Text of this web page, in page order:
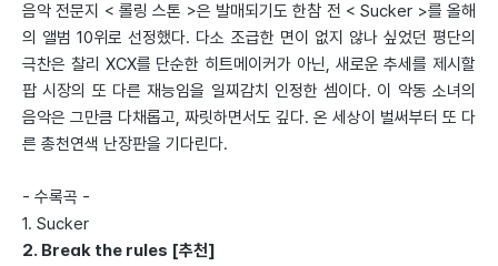
음악 전문지 < 롤링 스톤 >은 발매되기도 한참 전 < Sucker >를 올해
의 앨범 10위로 선정했다. 다소 조급한 면이 없지 않나 싶었던 평단의
극찬은 찰리 XCX를 단순한 히트메이커가 아닌, 새로운 추세를 제시할
팝 시장의 또 다른 재능임을 일찌감치 인정한 셈이다. 이 악동 소녀의
음악은 그만큼 다채롭고, 짜릿하면서도 깊다. 온 세상이 벌써부터 또 다
른 총천연색 난장판을 기다린다.
- 수록곡 -
1. Sucker
2. Break the rules [추천]